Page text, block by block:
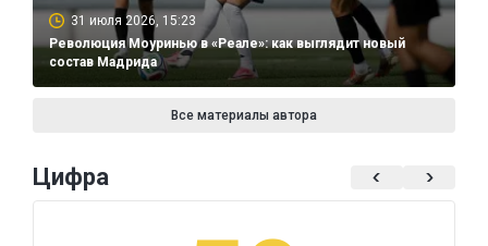
31 июля 2026, 15:23
Революция Моуринью в «Реале»: как выглядит новый
состав Мадрида
Все материалы автора
Цифра